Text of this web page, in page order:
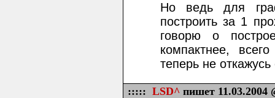
Но ведь для
построить за 1
говорю о
компактнее,
теперь не откажусь
::::: LSD^ пишет 11.03.2004